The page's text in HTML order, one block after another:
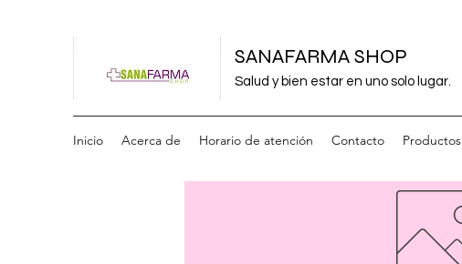
SANAFARMA SHOP
Salud y bien estar en uno solo lugar.
Inicio Acerca de Horario de atención Contacto Productos